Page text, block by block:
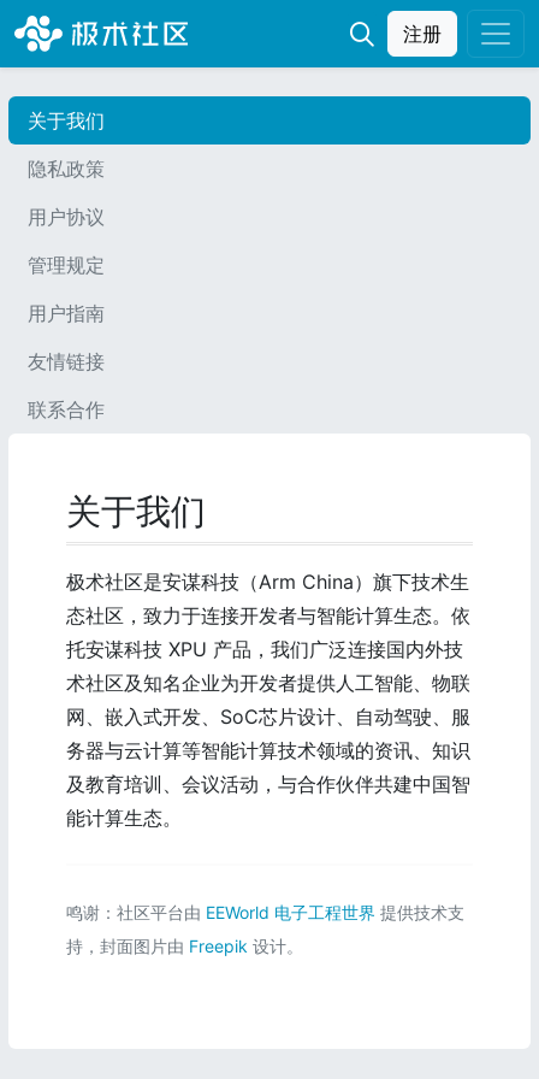
注册
关于我们
隐私政策
用户协议
管理规定
用户指南
友情链接
联系合作
关于我们
极术社区是安谋科技（Arm China）旗下技术生
态社区，致力于连接开发者与智能计算生态。依
托安谋科技 XPU 产品，我们广泛连接国内外技
术社区及知名企业为开发者提供人工智能、物联
网、嵌入式开发、SoC芯片设计、自动驾驶、服
务器与云计算等智能计算技术领域的资讯、知识
及教育培训、会议活动，与合作伙伴共建中国智
能计算生态。
鸣谢：社区平台由 EEWorld 电子工程世界 提供技术支
持，封面图片由 Freepik 设计。